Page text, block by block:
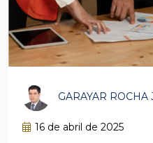
GARAYAR
16 de abril de 2025